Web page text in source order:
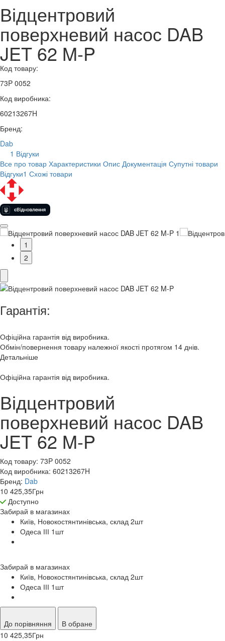
Відцентровий
поверхневий насос DAB
JET 62 M-P
Код товару:
73P 0052
Код виробника:
60213267H
Бренд:
Dab
1 Відгуки
Все про товар Характеристики Опис Документація Супутні товари
Відгуки1 Схожі товари
1
2
Гарантія:
Офіційна гарантія від виробника.
Обмін/повернення товару належної якості протягом 14 днів.
Детальніше
Офіційна гарантія від виробника.
Відцентровий
поверхневий насос DAB
JET 62 M-P
Код товару: 73P 0052
Код виробника: 60213267H
Бренд: Dab
10 425,35Грн
Доступно
Забирай в магазинах
Київ, Новокостянтинівська, склад 2шт
Одеса ІІІ 1 шт
Забирай в магазинах
Київ, Новокостянтинівська, склад 2шт
Одеса ІІІ 1 шт
До порівняння
В обране
10 425,35Грн